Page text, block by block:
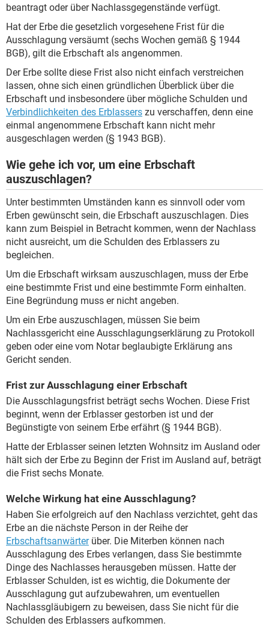
beantragt oder über Nachlassgegenstände verfügt.
Hat der Erbe die gesetzlich vorgesehene Frist für die
Ausschlagung versäumt (sechs Wochen gemäß § 1944
BGB), gilt die Erbschaft als angenommen.
Der Erbe sollte diese Frist also nicht einfach verstreichen
lassen, ohne sich einen gründlichen Überblick über die
Erbschaft und insbesondere über mögliche Schulden und
Verbindlichkeiten des Erblassers zu verschaffen, denn eine
einmal angenommene Erbschaft kann nicht mehr
ausgeschlagen werden (§ 1943 BGB).
Wie gehe ich vor, um eine Erbschaft
auszuschlagen?
Unter bestimmten Umständen kann es sinnvoll oder vom
Erben gewünscht sein, die Erbschaft auszuschlagen. Dies
kann zum Beispiel in Betracht kommen, wenn der Nachlass
nicht ausreicht, um die Schulden des Erblassers zu
begleichen.
Um die Erbschaft wirksam auszuschlagen, muss der Erbe
eine bestimmte Frist und eine bestimmte Form einhalten.
Eine Begründung muss er nicht angeben.
Um ein Erbe auszuschlagen, müssen Sie beim
Nachlassgericht eine Ausschlagungserklärung zu Protokoll
geben oder eine vom Notar beglaubigte Erklärung ans
Gericht senden.
Frist zur Ausschlagung einer Erbschaft
Die Ausschlagungsfrist beträgt sechs Wochen. Diese Frist
beginnt, wenn der Erblasser gestorben ist und der
Begünstigte von seinem Erbe erfährt (§ 1944 BGB).
Hatte der Erblasser seinen letzten Wohnsitz im Ausland oder
hält sich der Erbe zu Beginn der Frist im Ausland auf, beträgt
die Frist sechs Monate.
Welche Wirkung hat eine Ausschlagung?
Haben Sie erfolgreich auf den Nachlass verzichtet, geht das
Erbe an die nächste Person in der Reihe der
Erbschaftsanwärterüber. Die Miterben können nach
Ausschlagung des Erbes verlangen, dass Sie bestimmte
Dinge des Nachlasses herausgeben müssen. Hatte der
Erblasser Schulden, ist es wichtig, die Dokumente der
Ausschlagung gut aufzubewahren, um eventuellen
Nachlassgläubigern zu beweisen, dass Sie nicht für die
Schulden des Erblassers aufkommen.